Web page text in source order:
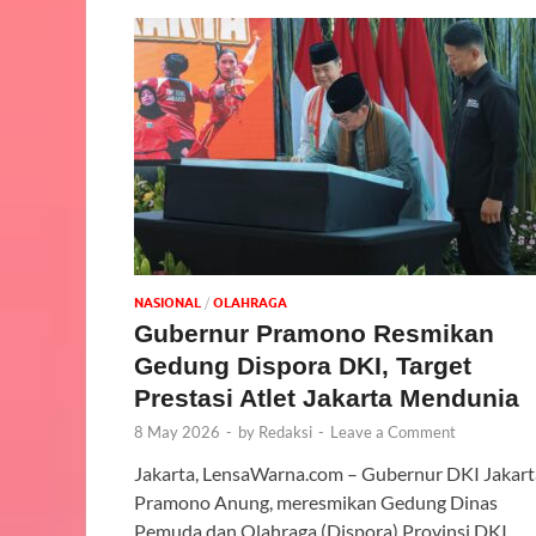
NASIONAL / OLAHRAGA
Gubernur Pramono Resmikan
Gedung Dispora DKI, Target
Prestasi Atlet Jakarta Mendunia
8 May 2026 - by Redaksi - Leave a Comment
Jakarta, LensaWarna.com – Gubernur DKI
Pramono Anung, meresmikan Gedung Dinas
Pemuda dan Olahraga (Dispora) Provinsi DKI